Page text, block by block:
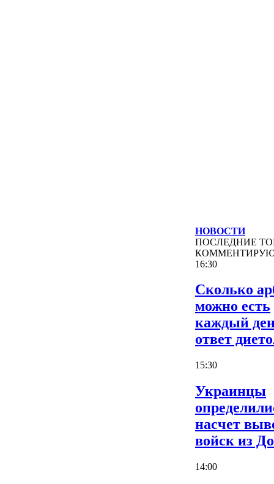
НОВОСТИ
ПОСЛЕДНИЕ
16:30
Сколько
можно есть
каждый
ответ
15:30
Украинцы
насчет
войск из
14:00